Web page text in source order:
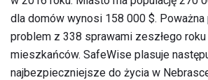
dla domów wynosi 158 000 $.
problem z 338 sprawami zeszłego
mieszkańców. SafeWise plasuje
najbezpieczniejsze do życia w